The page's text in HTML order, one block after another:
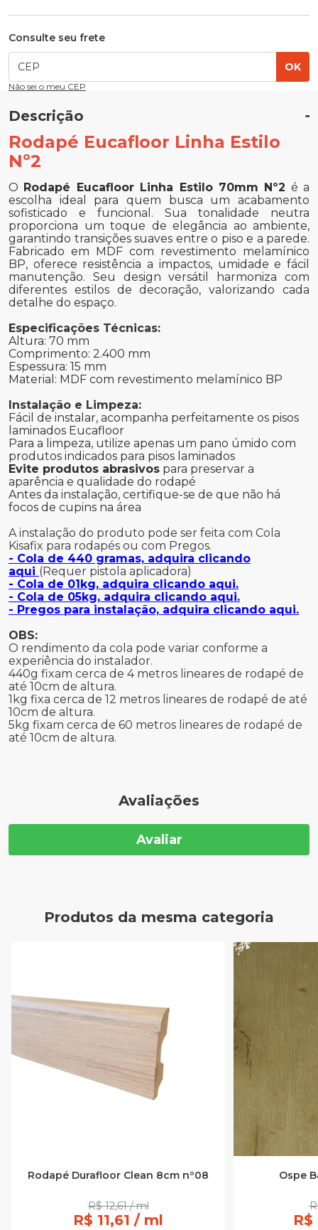
Consulte seu frete
OK
Não sei o meu CEP
Descrição
Rodapé Eucafloor Linha Estilo
Nº2
O Rodapé Eucafloor Linha Estilo 70mm Nº2 é a
escolha ideal para quem busca um acabamento
sofisticado e funcional. Sua tonalidade neutra
proporciona um toque de elegância ao ambiente,
garantindo transições suaves entre o piso e a parede.
Fabricado em MDF com revestimento melamínico
BP, oferece resistência a impactos, umidade e fácil
manutenção. Seu design versátil harmoniza com
diferentes estilos de decoração, valorizando cada
detalhe do espaço.
Especificações Técnicas:
Altura: 70 mm
Comprimento: 2.400 mm
Espessura: 15 mm
Material: MDF com revestimento melamínico BP
Instalação e Limpeza:
Fácil de instalar, acompanha perfeitamente os pisos
laminados Eucafloor
Para a limpeza, utilize apenas um pano úmido com
produtos indicados para pisos laminados
Evite produtos abrasivos para preservar a
aparência e qualidade do rodapé
Antes da instalação, certifique-se de que não há
focos de cupins na área
A instalação do produto pode ser feita com Cola
Kisafix para rodapés ou com Pregos.
- Cola de 440 gramas, adquira clicando
aqui (Requer pistola aplicadora)
- Cola de 01kg, adquira clicando aqui.
- Cola de 05kg, adquira clicando aqui.
- Pregos para instalação, adquira clicando aqui.
OBS:
O rendimento da cola pode variar conforme a
experiência do instalador.
440g fixam cerca de 4 metros lineares de rodapé de
até 10cm de altura.
1kg fixa cerca de 12 metros lineares de rodapé de até
10cm de altura.
5kg fixam cerca de 60 metros lineares de rodapé de
até 10cm de altura.
Avaliações
Avaliar
Produtos da mesma categoria
Rodapé Durafloor Clean 8cm nº08
R$ 12,61 / ml
R$ 11,61 / ml
Ospe
R$